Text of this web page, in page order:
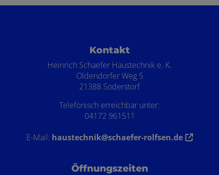
Kontakt
Heinrich Schaefer Haustechnik e. K.
Oldendorfer Weg 5
21388 Soderstorf
Telefonisch erreichbar unter:
04172 961511
E-Mail: haustechnik@schaefer-rolfsen.de
Öffnungszeiten